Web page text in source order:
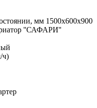
мм 1500х600х900
''САФАРИ''
ч)